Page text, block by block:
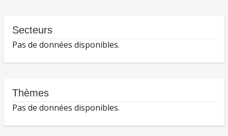
Secteurs
Pas de données disponibles.
Thèmes
Pas de données disponibles.